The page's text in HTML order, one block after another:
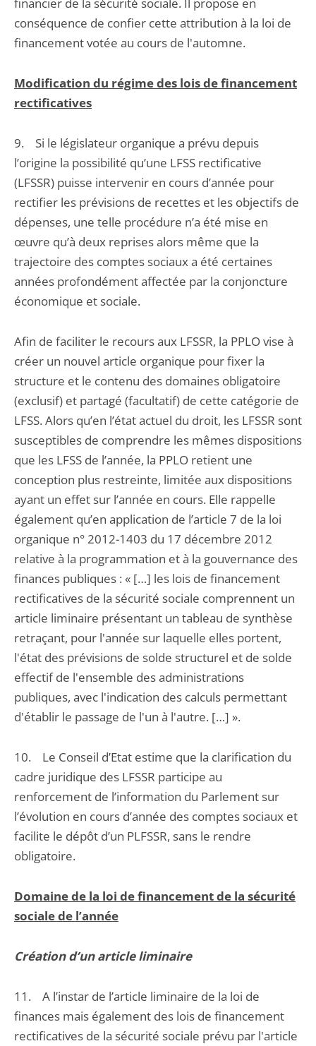
conséquence de confier cette attribution à la loi de
financement votée au cours de l'automne.
Modification du régime des lois de financement
rectificatives
9. Si le législateur organique a prévu depuis
l’origine la possibilité qu’une LFSS rectificative
(LFSSR) puisse intervenir en cours d’année pour
rectifier les prévisions de recettes et les objectifs de
dépenses, une telle procédure n’a été mise en
œuvre qu’à deux reprises alors même que la
trajectoire des comptes sociaux a été certaines
années profondément affectée par la conjoncture
économique et sociale.
Afin de faciliter le recours aux LFSSR, la PPLO vise à
créer un nouvel article organique pour fixer la
structure et le contenu des domaines obligatoire
(exclusif) et partagé (facultatif) de cette catégorie de
LFSS. Alors qu’en l’état actuel du droit, les LFSSR sont
susceptibles de comprendre les mêmes dispositions
que les LFSS de l’année, la PPLO retient une
conception plus restreinte, limitée aux dispositions
ayant un effet sur l’année en cours. Elle rappelle
également qu’en application de l’article 7 de la loi
organique n° 2012-1403 du 17 décembre 2012
relative à la programmation et à la gouvernance des
finances publiques : « […] les lois de financement
rectificatives de la sécurité sociale comprennent un
article liminaire présentant un tableau de synthèse
retraçant, pour l'année sur laquelle elles portent,
l'état des prévisions de solde structurel et de solde
effectif de l'ensemble des administrations
publiques, avec l'indication des calculs permettant
d'établir le passage de l'un à l'autre. […] ».
10. Le Conseil d’Etat estime que la clarification du
cadre juridique des LFSSR participe au
renforcement de l’information du Parlement sur
l’évolution en cours d’année des comptes sociaux et
facilite le dépôt d’un PLFSSR, sans le rendre
obligatoire.
Domaine de la loi de financement de la sécurité
sociale de l’année
Création d’un article liminaire
11. A l’instar de l’article liminaire de la loi de
finances mais également des lois de financement
rectificatives de la sécurité sociale prévu par l'article